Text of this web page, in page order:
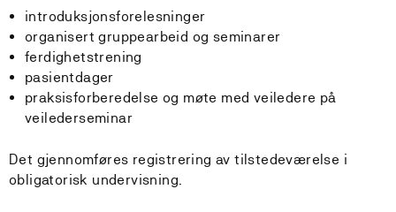
introduksjonsforelesninger
organisert gruppearbeid og seminarer
ferdighetstrening
pasientdager
praksisforberedelse og møte med veiledere på
veilederseminar
Det gjennomføres registrering av tilstedeværelse i
obligatorisk undervisning.